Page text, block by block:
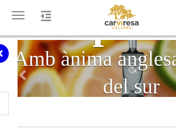
Toggle navigation
Amb ànima
del sur
Anterior